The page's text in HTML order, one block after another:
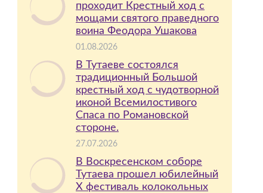
проходит Крестный ход с
мощами святого праведного
воина Феодора Ушакова
01.08.2026
В Тутаеве состоялся
традиционный Большой
крестный ход с чудотворной
иконой Всемилостивого
Спаса по Романовской
стороне.
27.07.2026
В Воскресенском соборе
Тутаева прошел юбилейный
X фестиваль колокольных